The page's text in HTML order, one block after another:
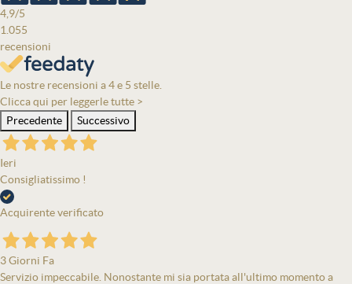
4,9/5
1.055
recensioni
Le nostre recensioni a 4 e 5 stelle.
Clicca qui per leggerle tutte >
Precedente
Successivo
Ieri
Consigliatissimo !
Acquirente verificato
3 Giorni Fa
Servizio impeccabile. Nonostante mi sia portata all'ultimo momento a